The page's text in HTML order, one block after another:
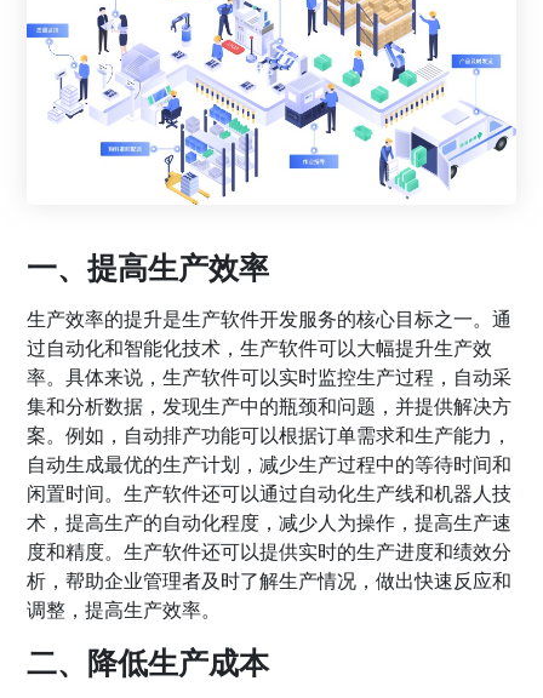
一、提高生产效率
生产效率的提升是生产软件开发服务的核心目标之一。通
过自动化和智能化技术，生产软件可以大幅提升生产效
率。具体来说，生产软件可以实时监控生产过程，自动采
集和分析数据，发现生产中的瓶颈和问题，并提供解决方
案。例如，自动排产功能可以根据订单需求和生产能力，
自动生成最优的生产计划，减少生产过程中的等待时间和
闲置时间。生产软件还可以通过自动化生产线和机器人技
术，提高生产的自动化程度，减少人为操作，提高生产速
度和精度。生产软件还可以提供实时的生产进度和绩效分
析，帮助企业管理者及时了解生产情况，做出快速反应和
调整，提高生产效率。
二、降低生产成本